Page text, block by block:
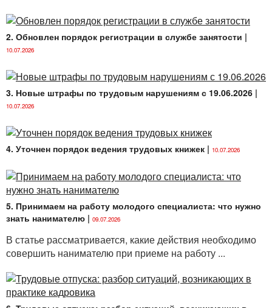
2. Обновлен порядок регистрации в службе занятости |
10.07.2026
3. Новые штрафы по трудовым нарушениям с 19.06.2026 |
10.07.2026
4. Уточнен порядок ведения трудовых книжек | 10.07.2026
5. Принимаем на работу молодого специалиста: что нужно
знать нанимателю | 09.07.2026
В статье рассматривается, какие действия необходимо
совершить нанимателю при приеме на работу ...